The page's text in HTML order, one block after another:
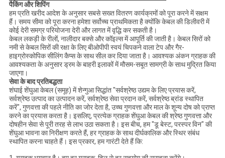
पैकिंग और शिपिंग
हम प्रति खरीद आदेश के अनुसार सबसे सख्त वितरण कार्यक्रमों को पूरा करने में सक्षम
हैं। समय सीमा को पूरा करना हमेशा सर्वोच्च प्राथमिकता है क्योंकि केबल की डिलीवरी में
कोई देरी समग्र परियोजना देरी और लागत में वृद्धि कर सकती है।
केबल लकड़ी के रीलों, नालीदार बक्से और कॉइल्स में आपूर्ति की जाती है। केबल सिरों को
नमी से केबल सिरों की रक्षा के लिए बीओपीपी स्वयं चिपकने वाला टेप और गैर-
हाइग्रोस्कोपिक सीलिंग कैप्स के साथ सील कर दिया जाता है। आवश्यक अंकन ग्राहक की
आवश्यकता के अनुसार ड्रम के बाहरी इलाकों में मौसम-सबूत सामग्री के साथ मुद्रित किया
जाएगा।
सेवा के बाद प्रतिबद्धता
शंघाई शेंघुआ केबल (समूह) में शेन्गुआ सिद्धांत "सर्वश्रेष्ठ उद्यम के लिए प्रयास करें,
सर्वश्रेष्ठ उत्पाद का उत्पादन करें, सर्वश्रेष्ठ सेवा प्रदान करें, सर्वश्रेष्ठ ब्रांड स्थापित
करें", गुणवत्ता की पहले नीति का जोर देता है, उच्च गुणवत्ता और माल के शून्य दोष को प्राप्त
करने का प्रयास करता है। इसलिए, प्रत्येक ग्राहक शेंघुआ केबल की श्रेष्ठ गुणवत्ता और
दोषहीन सेवा से पूरी तरह से लाभ उठा सकता है। इस बीच, हम "डू बेस्ट, परस्पर विन" की
शेंघुआ भावना का निरीक्षण करते हैं, हर ग्राहक के साथ दीर्घकालिक और स्थिर संबंध
स्थापित करना चाहते हैं। इस प्रकार, हम गारंटी देते हैं कि: